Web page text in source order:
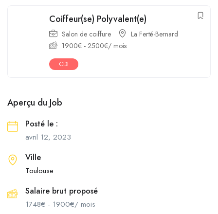
Coiffeur(se) Polyvalent(e)
Salon de coiffure
La Ferté-Bernard
1900€ - 2500€/ mois
CDI
Aperçu du Job
Posté le :
avril 12, 2023
Ville
Toulouse
Salaire brut proposé
1748€ - 1900€/ mois